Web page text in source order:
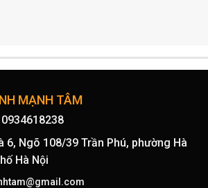
MẠNH TÂM
0934618238
6, Ngõ 108/39 Trần Phú, phường Hà
Hà Nội